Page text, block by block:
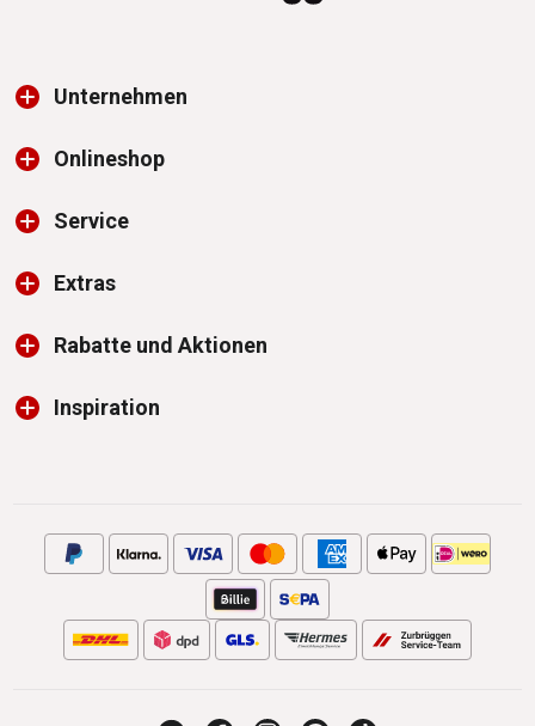
Unternehmen
Onlineshop
Service
Extras
Rabatte und Aktionen
Inspiration